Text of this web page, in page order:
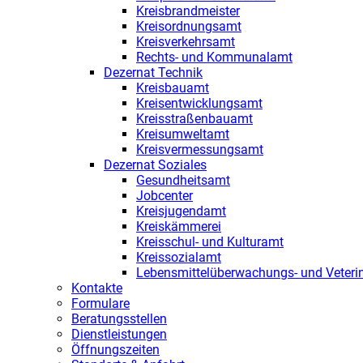
Kreisbrandmeister
Kreisordnungsamt
Kreisverkehrsamt
Rechts- und Kommunalamt
Dezernat Technik
Kreisbauamt
Kreisentwicklungsamt
Kreisstraßenbauamt
Kreisumweltamt
Kreisvermessungsamt
Dezernat Soziales
Gesundheitsamt
Jobcenter
Kreisjugendamt
Kreiskämmerei
Kreisschul- und Kulturamt
Kreissozialamt
Lebensmittelüberwachungs- und
Kontakte
Formulare
Beratungsstellen
Dienstleistungen
Öffnungszeiten